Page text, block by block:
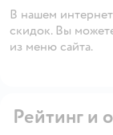
В нашем
скидок. Вы
из меню сайта.
Рейтинг и